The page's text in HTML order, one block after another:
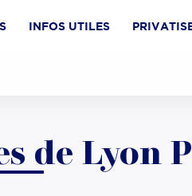
INFOS UTILES
de Lyon